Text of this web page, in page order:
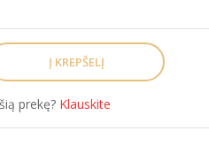
prekę? Klauskite